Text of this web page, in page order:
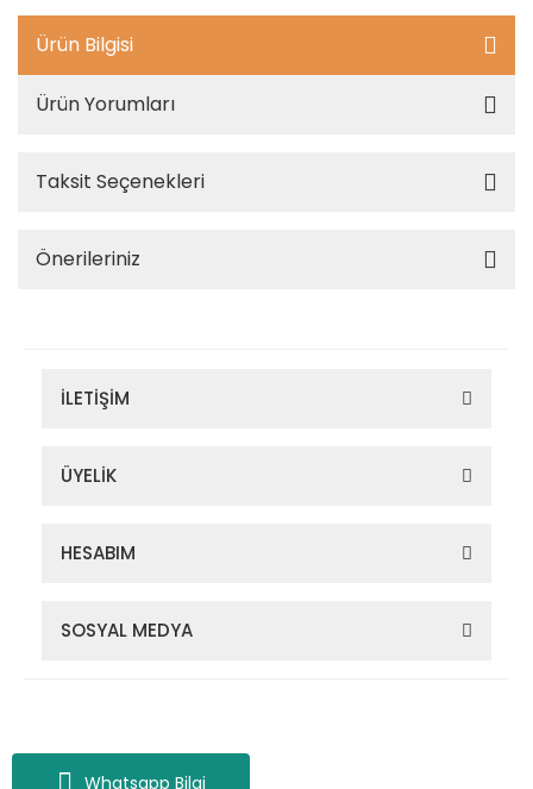
Whatsapp Bilgi
Ürün Bilgisi
Ürün Yorumları
Taksit Seçenekleri
Önerileriniz
İLETİŞİM
ÜYELİK
HESABIM
SOSYAL MEDYA